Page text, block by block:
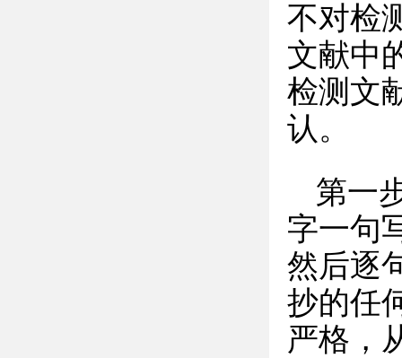
不对检
文献中
检测文
认。
第一
字一句
然后逐
抄的任
严格，